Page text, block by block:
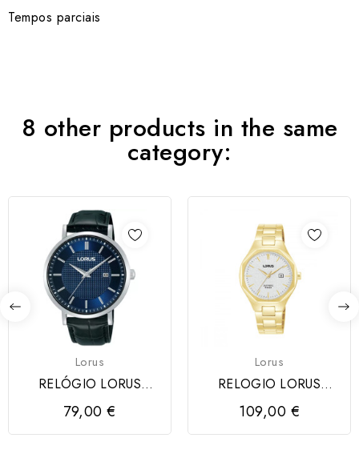
Tempos parciais
8 other products in the same
category:
Lorus
RELÓGIO LORUS
CLASSIC MAN
79,00 €
Lorus
RELOGIO LORUS
SENHORA
109,00 €